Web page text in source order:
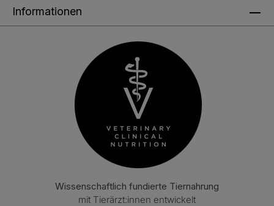
Informationen
Wissenschaftlich fundierte Tiernahrung
mit Tierärzt:innen entwickelt